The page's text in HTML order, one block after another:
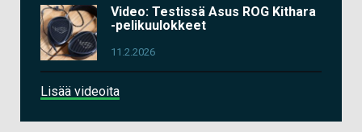
Video: Testissä Asus ROG Kithara
-pelikuulokkeet
11.2.2026
Lisää videoita